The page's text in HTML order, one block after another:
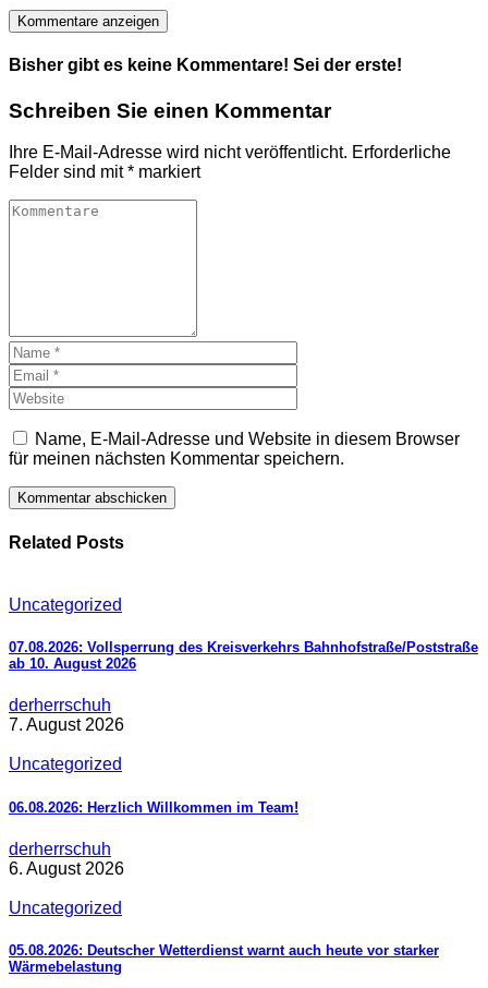
Kommentare anzeigen
Bisher gibt es keine Kommentare! Sei der erste!
Schreiben Sie einen Kommentar
Ihre E-Mail-Adresse wird nicht veröffentlicht. Erforderliche
Felder sind mit* markiert
Name, E-Mail-Adresse und Website in diesem Browser
für meinen nächsten Kommentar speichern.
Related Posts
Uncategorized
07.08.2026: Vollsperrung des Kreisverkehrs Bahnhofstraße/Poststraße
ab 10. August 2026
derherrschuh
7. August 2026
Uncategorized
06.08.2026: Herzlich Willkommen im Team!
derherrschuh
6. August 2026
Uncategorized
05.08.2026: Deutscher Wetterdienst warnt auch heute vor starker
Wärmebelastung